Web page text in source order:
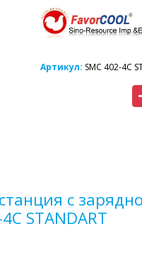
Артикул: SMC 402-4C
с
STANDART